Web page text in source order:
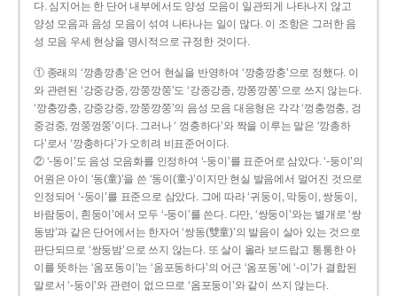
다. 심지어는 한 단어 내부에서도 양성 모음이 일관되게 나타나지 않고
양성 모음과 음성 모음이 섞여 나타나는 일이 많다. 이 조항은 그러한 음
성 모음 우세 현상을 명시적으로 규정한 것이다.
① 종래의 ‘깡총깡총’은 언어 현실을 반영하여 ‘깡충깡충’으로 정했다. 이
와 관련된 ‘강중강중, 깡쭝깡쭝’도 ‘강종강종, 깡쫑깡쫑’으로 쓰지 않는다.
‘깡충깡충, 강중강중, 깡쭝깡쭝’의 음성 모음 대응형은 각각 ‘껑충껑충, 겅
중겅중, 껑쭝껑쭝’이다. 그러나 ‘ 껑충하다’와 짝을 이루는 말은 ‘깡총하
다’로서 ‘깡충하다’가 오히려 비표준어이다.
② ‘-동이’도 음성 모음화를 인정하여 ‘-둥이’를 표준어로 삼았다. ‘-둥이’의
어원은 아이 ‘동(童)’을 쓴 ‘동이(童-)’이지만 현실 발음에서 멀어진 것으로
인정되어 ‘-둥이’를 표준으로 삼았다. 그에 따라 ‘귀둥이, 막둥이, 쌍둥이,
바람둥이, 흰둥이’에서 모두 ‘-둥이’를 쓴다. 다만, ‘쌍둥이’와는 별개로 ‘쌍
동밤’과 같은 단어에서는 한자어 ‘쌍동(雙童)’의 발음이 살아 있는 것으로
판단되므로 ‘쌍둥밤’으로 쓰지 않는다. 또 살이 올라 보드랍고 통통한 아
이를 뜻하는 ‘옴포동이’는 ‘옴포동하다’의 어근 ‘옴포동’에 ‘-이’가 결합된
말로서 ‘-둥이’와 관련이 없으므로 ‘옴포둥이’와 같이 쓰지 않는다.